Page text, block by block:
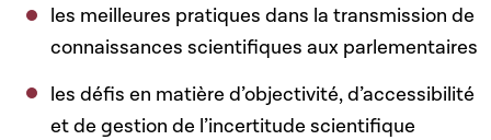
les meilleures pratiques dans la transmission de
connaissances scientifiques aux parlementaires
les défis en matière d’objectivité, d’accessibilité
et de gestion de l’incertitude scientifique